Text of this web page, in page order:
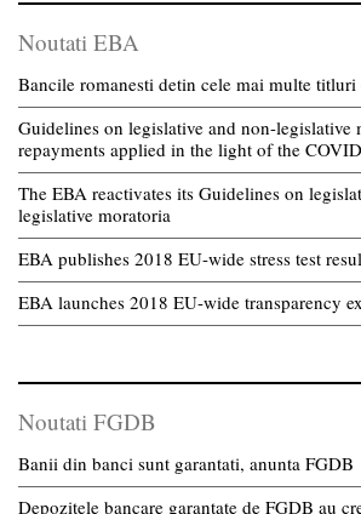
Noutati EBA
Bancile romanesti detin cele mai multe titluri
Guidelines on legislative and non-legislative
repayments applied in the light of the
The EBA reactivates its Guidelines on
legislative moratoria
EBA publishes 2018 EU-wide stress test
EBA launches 2018 EU-wide transparency
Noutati FGDB
Banii din banci sunt garantati, anunta FGDB
Depozitele bancare garantate de FGDB au